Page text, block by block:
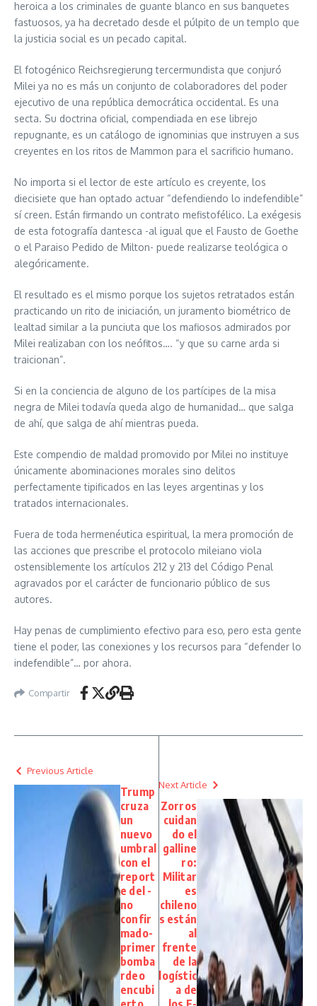
heroica a los criminales de guante blanco en sus banquetes
fastuosos, ya ha decretado desde el púlpito de un templo que
la justicia social es un pecado capital.
El fotogénico Reichsregierung tercermundista que conjuró
Milei ya no es más un conjunto de colaboradores del poder
ejecutivo de una república democrática occidental. Es una
secta. Su doctrina oficial, compendiada en ese librejo
repugnante, es un catálogo de ignominias que instruyen a sus
creyentes en los ritos de Mammon para el sacrificio humano.
No importa si el lector de este artículo es creyente, los
diecisiete que han optado actuar “defendiendo lo indefendible”
sí creen. Están firmando un contrato mefistofélico. La exégesis
de esta fotografía dantesca -al igual que el Fausto de Goethe
o el Paraiso Pedido de Milton- puede realizarse teológica o
alegóricamente.
El resultado es el mismo porque los sujetos retratados están
practicando un rito de iniciación, un juramento biométrico de
lealtad similar a la punciuta que los mafiosos admirados por
Milei realizaban con los neófitos…. “y que su carne arda si
traicionan”.
Si en la conciencia de alguno de los partícipes de la misa
negra de Milei todavía queda algo de humanidad… que salga
de ahí, que salga de ahí mientras pueda.
Este compendio de maldad promovido por Milei no instituye
únicamente abominaciones morales sino delitos
perfectamente tipificados en las leyes argentinas y los
tratados internacionales.
Fuera de toda hermenéutica espiritual, la mera promoción de
las acciones que prescribe el protocolo mileiano viola
ostensiblemente los artículos 212 y 213 del Código Penal
agravados por el carácter de funcionario público de sus
autores.
Hay penas de cumplimiento efectivo para eso, pero esta gente
tiene el poder, las conexiones y los recursos para “defender lo
indefendible”… por ahora.
Compartir
Previous Article
Trump
cruza
un
nuevo
umbral
con el
report
e del -
no
confir
mado-
primer
bomba
rdeo
encubi
Next Article
Zorros
cuidan
do el
galline
ro:
Militar
es
chileno
s están
al
frente
de la
logístic
a de